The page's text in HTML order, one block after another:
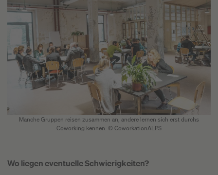
Manche Gruppen reisen zusammen an, andere lernen sich erst durchs
Coworking kennen. © CoworkationALPS
Wo liegen eventuelle Schwierigkeiten?